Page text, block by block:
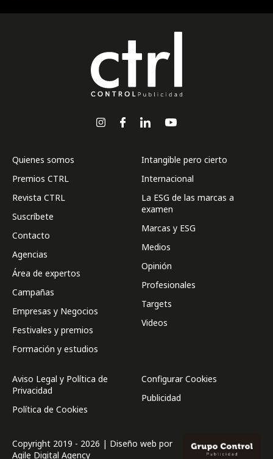
Quienes somos
Premios CTRL
Revista CTRL
Suscríbete
Contacto
Agencias
Área de expertos
Campañas
Empresas y Negocios
Festivales y premios
Formación y estudios
Intangible pero cierto
Internacional
La ESG de las marcas a
examen
Marcas y ESG
Medios
Opinión
Profesionales
Targets
Videos
Aviso Legal y Política de
Privacidad
Política de Cookies
Configurar Cookies
Publicidad
Copyright 2019 - 2026 | Diseño web por
Agile Digital Agency